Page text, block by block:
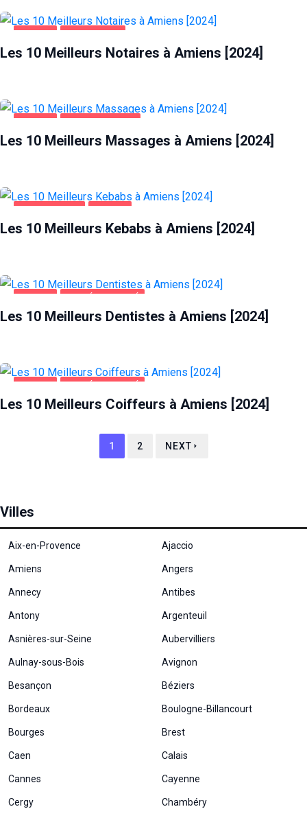
AMIENS ENTREPRISES
Les 10 Meilleurs Notaires à Amiens [2024]
AMIENS DIVERTISSEMENT
Les 10 Meilleurs Massages à Amiens [2024]
ALIMENTATION AMIENS
Les 10 Meilleurs Kebabs à Amiens [2024]
AMIENS SANTÉ ET BEAUTÉ
Les 10 Meilleurs Dentistes à Amiens [2024]
AMIENS SANTÉ ET BEAUTÉ
Les 10 Meilleurs Coiffeurs à Amiens [2024]
1 2 NEXT
Villes
Aix-en-Provence Ajaccio
Amiens Angers
Annecy Antibes
Antony Argenteuil
Asnières-sur-Seine Aubervilliers
Aulnay-sous-Bois Avignon
Besançon Béziers
Bordeaux Boulogne-Billancourt
Bourges Brest
Caen Calais
Cannes Cayenne
Cergy Chambéry